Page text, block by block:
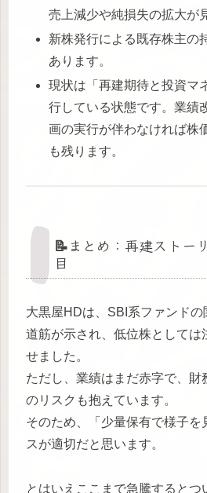
売上減少や純損失の拡大が
新株発行による既存株主の
あります。
現状は「再建期待と投資マ
行している状態です。業績
画の実行が伴わなければ株
も残ります。
📝まとめ：再建ストー
目
大黒屋HDは、SBI系ファンド
道筋が示され、低位株としては
せました。
ただし、業績はまだ赤字で、財
のリスクも抱えています。
そのため、「少量保有で様子を
スが適切だと思います。
とはいえここまで急騰するとつ